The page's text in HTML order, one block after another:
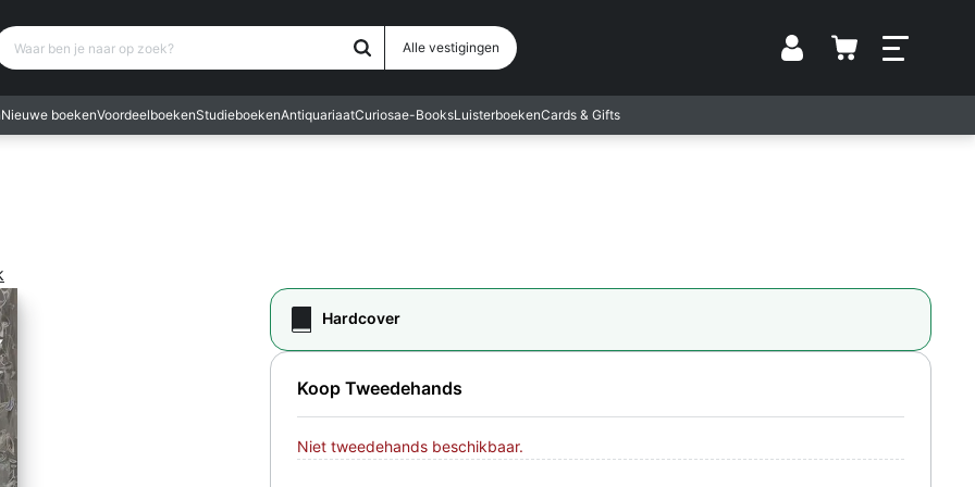
Alle vestigingen Vestiging
ben je naar op zoek?
Nieuwe boekenVoordeelboekenStudieboekenAntiquariaatCuriosae-BooksLuisterboekenCards & Gifts
Hardcover
Koop Tweedehands
Niet tweedehands beschikbaar.